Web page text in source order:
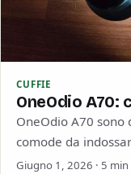
CUFFIE
OneOdio
OneOdio A70 sono
comode da
buona durata della
Giugno 1, 2026 · 5